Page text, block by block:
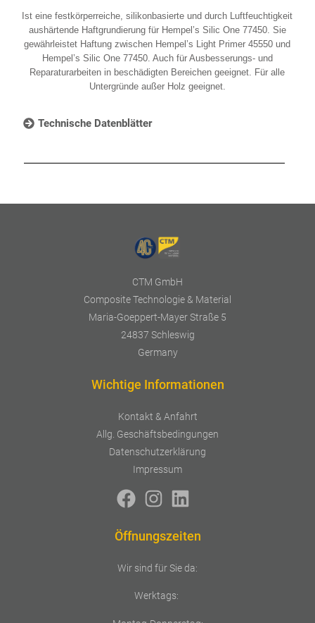
Ist eine festkörperreiche, silikonbasierte und durch Luftfeuchtigkeit
aushärtende Haftgrundierung für Hempel’s Silic One 77450. Sie
gewährleistet Haftung zwischen Hempel’s Light Primer 45550 und
Hempel’s Silic One 77450. Auch für Ausbesserungs- und
Reparaturarbeiten in beschädigten Bereichen geeignet. Für alle
Untergründe außer Holz geeignet.
Technische Datenblätter
CTM GmbH
Composite Technologie & Material
Maria-Goeppert-Mayer Straße 5
24837 Schleswig
Germany
Wichtige Informationen
Kontakt & Anfahrt
Allg. Geschäftsbedingungen
Datenschutzerklärung
Impressum
Öffnungszeiten
Wir sind für Sie da:
Werktags: